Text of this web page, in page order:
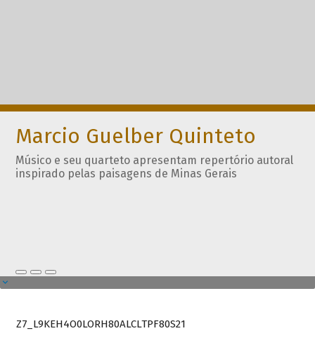
Marcio Guelber Quinteto
Músico e seu quarteto apresentam repertório autoral
inspirado pelas paisagens de Minas Gerais
Z7_L9KEH4O0LORH80ALCLTPF80S21